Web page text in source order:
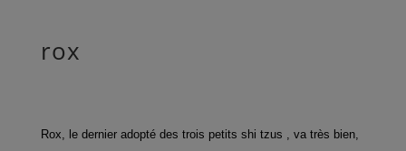
rox
Rox, le dernier adopté des trois petits shi tzus , va très bien,